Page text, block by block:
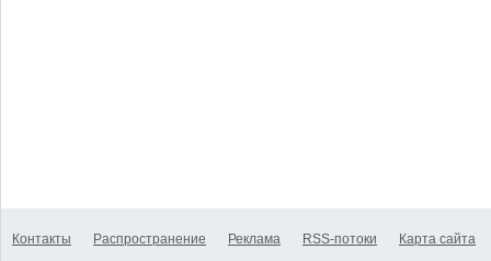
Контакты Распространение Реклама RSS-потоки Карта сайта